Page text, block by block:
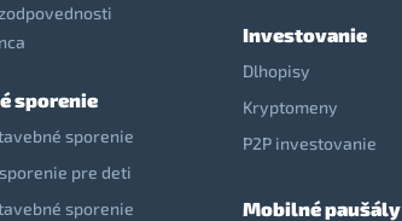
sporenie
sporenie
pre deti
sporenie
Investovanie
Dlhopisy
Kryptomeny
P2P investovanie
Mobilné paušály